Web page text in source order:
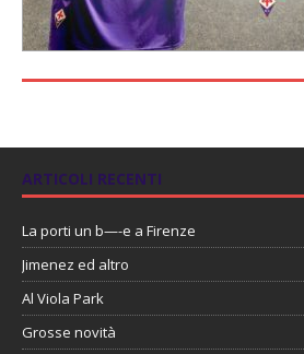
ARTICOLI RECENTI
La porti un b—-e a Firenze
Jimenez ed altro
Al Viola Park
Grosse novità